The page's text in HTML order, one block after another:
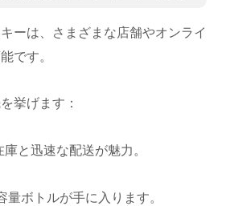
ーは、さまざまな店舗やオンライ
です。
挙げます：
と迅速な配送が魅力。
量ボトルが手に入ります。